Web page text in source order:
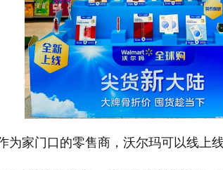
为家门口的零售商，沃尔玛可以线上